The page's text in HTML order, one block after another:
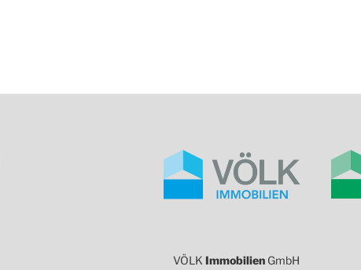
VÖLK Immobilien GmbH